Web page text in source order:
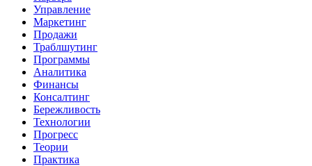
Управление
Маркетинг
Продажи
Траблшутинг
Программы
Аналитика
Финансы
Консалтинг
Бережливость
Технологии
Прогресс
Теории
Практика